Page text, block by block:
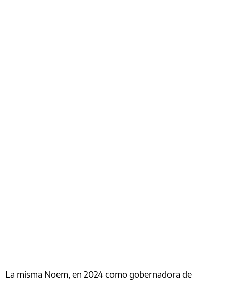
La misma Noem, en 2024 como gobernadora de